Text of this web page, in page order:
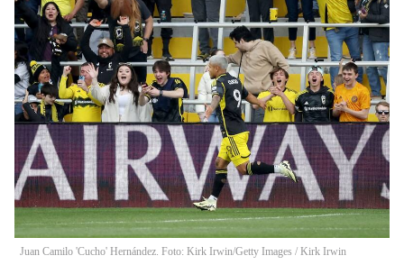
Juan Camilo 'Cucho' Hernández. Foto: Kirk Irwin/Getty Images / Kirk Irwin